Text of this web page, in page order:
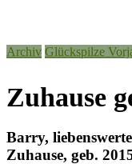
für
Archiv Glückspilze
Zuhause
Barry,
Zuhause, geb.